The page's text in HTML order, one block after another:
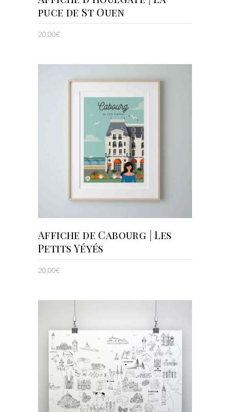
puce de St Ouen
20,00€
AJOUTER AU PANIER
Affiche de Cabourg | Les
Petits Yéyés
20,00€